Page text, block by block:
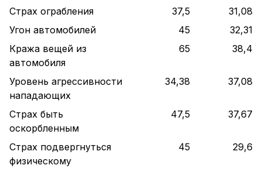
Страх ограбления 37,5
31,08
Угон автомобилей
45
32,31
Кража вещей из
автомобиля
65 38,4
Уровень агрессивности
нападающих
34,38 37,08
Страх быть
оскорбленным
47,5 37,67
Страх подвергнуться
физическому
45 29,6